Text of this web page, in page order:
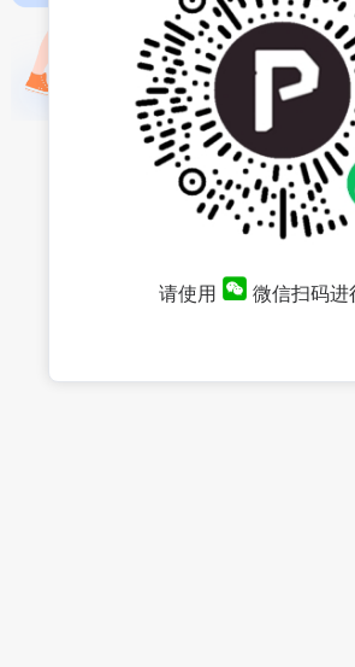
请使用 微信扫码进